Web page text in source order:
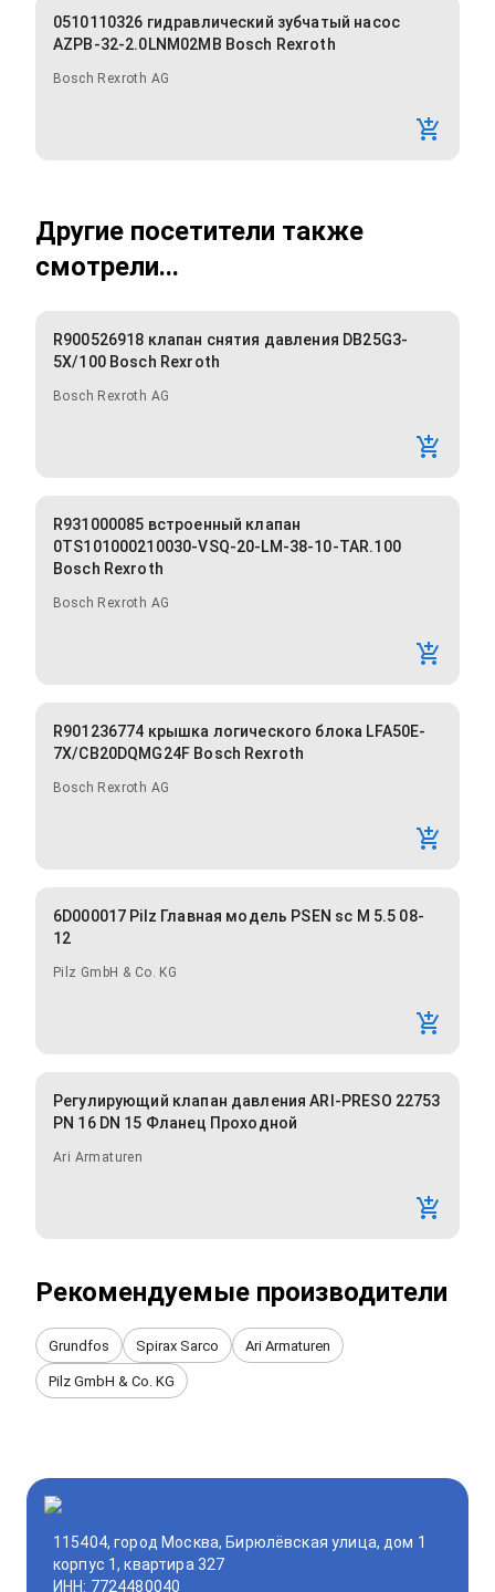
0510110326 гидравлический зубчатый насос
AZPB-32-2.0LNM02MB Bosch Rexroth
Bosch Rexroth AG
Другие посетители также
смотрели...
R900526918 клапан снятия давления DB25G3-
5X/100 Bosch Rexroth
Bosch Rexroth AG
R931000085 встроенный клапан
0TS101000210030-VSQ-20-LM-38-10-TAR.100
Bosch Rexroth
Bosch Rexroth AG
R901236774 крышка логического блока LFA50E-
7X/CB20DQMG24F Bosch Rexroth
Bosch Rexroth AG
6D000017 Pilz Главная модель PSEN sc M 5.5 08-
12
Pilz GmbH & Co. KG
Регулирующий клапан давления ARI-PRESO 22753
PN 16 DN 15 Фланец Проходной
Ari Armaturen
Рекомендуемые производители
Grundfos Spirax Sarco Ari Armaturen
Pilz GmbH & Co. KG
115404, город Москва, Бирюлёвская улица, дом 1
корпус 1, квартира 327
ИНН: 7724480040